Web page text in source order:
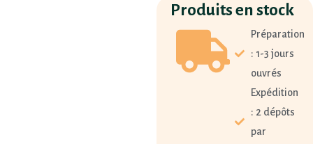
Produits en stock
Préparation
: 1-3 jours
ouvrés
Expédition
: 2 dépôts
par